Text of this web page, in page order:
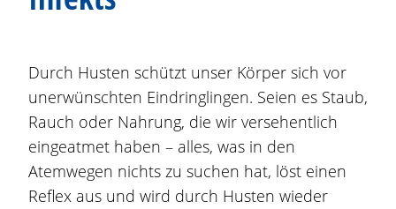
Durch Husten schützt unser Körper sich vor
unerwünschten Eindringlingen. Seien es Staub,
Rauch oder Nahrung, die wir versehentlich
eingeatmet haben – alles, was in den
Atemwegen nichts zu suchen hat, löst einen
Reflex aus und wird durch Husten wieder